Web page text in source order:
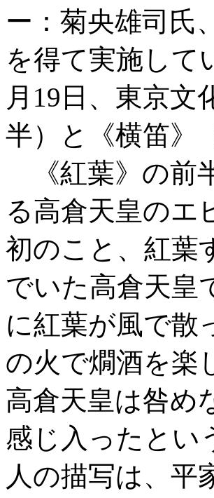
ー：菊央雄司氏
を得て実施して
月19日、東京文
半）と《横笛》
《紅葉》の前
る高倉天皇のエ
初のこと、紅葉
でいた高倉天皇
に紅葉が風で散
の火で燗酒を楽
高倉天皇は咎め
感じ入ったとい
人の描写は、平